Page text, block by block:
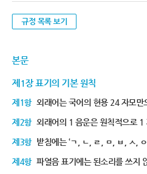
규정 목록 보기
본문
제1장 표기의 기본 원칙
제1항 외래어는 국어의 현용 24 자모만
제2항 외래어의 1 음운은 원칙적으로 1
제3항 받침에는 ‘ㄱ, ㄴ, ㄹ, ㅁ, ㅂ, ㅅ, ㅇ
제4항 파열음 표기에는 된소리를 쓰지